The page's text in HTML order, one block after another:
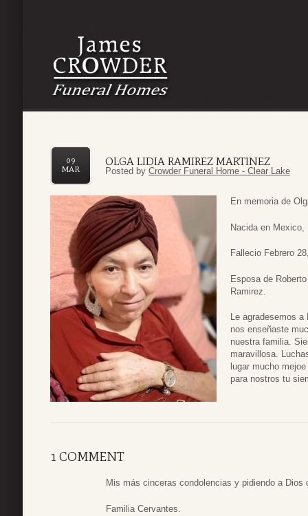
OLGA LIDIA RAMIREZ MARTINEZ
09
MAR
Posted by Crowder Funeral Home - Clear Lake
En memoria de
Nacida en Mexico,
Fallecio Febrero
Esposa de
Ramirez.
Le agradesemos
nos enseñaste
nuestra familia.
maravillosa.
lugar mucho
para nostros tu
1 COMMENT
Mis más cinceras condolencias y pidiendo a
Familia Cervantes.